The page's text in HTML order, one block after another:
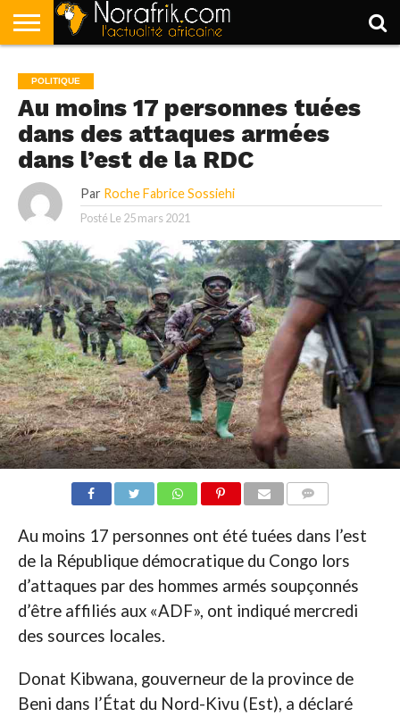
POLITIQUE
SOCIÉTÉ
ECONOMIE
SPORT
LIFESTYLE
POLITIQUE
Au moins 17 personnes tuées
dans des attaques armées
dans l’est de la RDC
Par Roche Fabrice Sossiehi
Posté Le 25 mars 2021
Au moins 17 personnes ont été tuées dans l’est
de la République démocratique du Congo lors
d’attaques par des hommes armés soupçonnés
d’être affiliés aux «ADF», ont indiqué mercredi
des sources locales.
Donat Kibwana, gouverneur de la province de
Beni dans l’État du Nord-Kivu (Est), a déclaré